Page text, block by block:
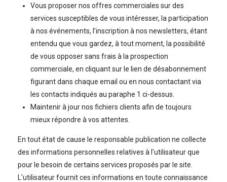
Vous proposer nos offres commerciales sur des
services susceptibles de vous intéresser, la participation
à nos événements, l’inscription à nos newsletters, étant
entendu que vous gardez, à tout moment, la possibilité
de vous opposer sans frais à la prospection
commerciale, en cliquant sur le lien de désabonnement
figurant dans chaque email ou en nous contactant via
les contacts indiqués au paraphe 1 ci-dessus.
Maintenir à jour nos fichiers clients afin de toujours
mieux répondre à vos attentes.
En tout état de cause le responsable publication ne collecte
des informations personnelles relatives à l'utilisateur que
pour le besoin de certains services proposés par le site.
L'utilisateur fournit ces informations en toute connaissance